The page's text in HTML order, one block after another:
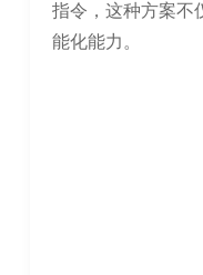
指令，这种方案不
能化能力。